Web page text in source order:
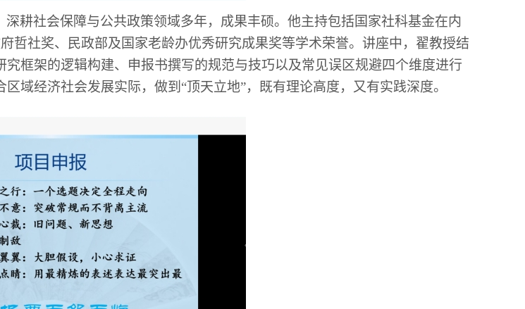
耕社会保障与公共政策领域多年，成果丰硕。他主持包括国家社科基金在内
哲社奖、民政部及国家老龄办优秀研究成果奖等学术荣誉。讲座中，翟教授结
框架的逻辑构建、申报书撰写的规范与技巧以及常见误区规避四个维度进行
域经济社会发展实际，做到“顶天立地”，既有理论高度，又有实践深度。